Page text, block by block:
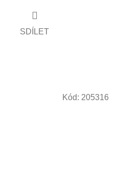
SDÍLET
Kód: 205316